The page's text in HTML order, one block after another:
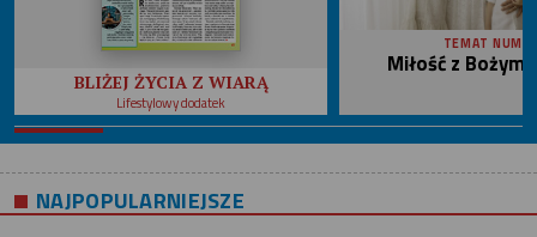
BLIŻEJ ŻYCIA Z WIARĄ
Lifestylowy dodatek
TEMAT
Miłość z
NAJPOPULARNIEJSZE